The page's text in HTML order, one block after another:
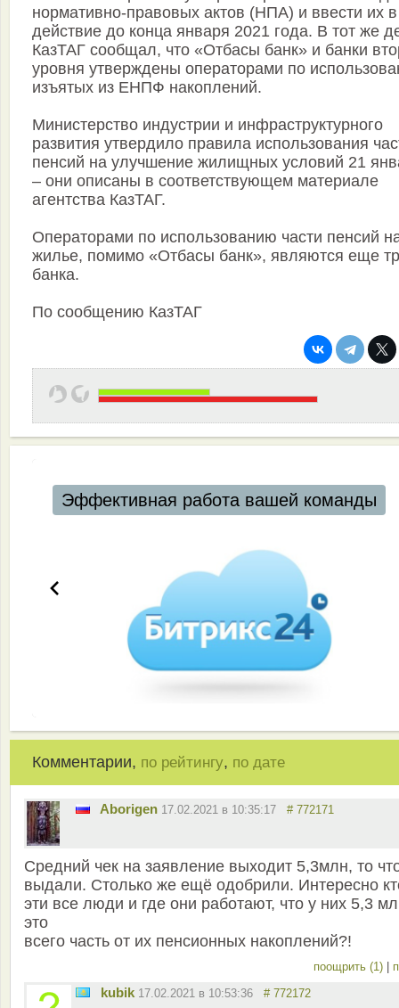
нормативно-правовых актов (НПА) и ввести их в
действие до конца января 2021 года. В тот же
КазТАГ сообщал, что «Отбасы банк» и банки
уровня утверждены операторами по
изъятых из ЕНПФ накоплений.
Министерство индустрии и инфраструктурного
развития утвердило правила использования
пенсий на улучшение жилищных условий 21
– они описаны в соответствующем материале
агентства КазТАГ.
Операторами по использованию части пенсий
жилье, помимо «Отбасы банк», являются еще
банка.
По сообщению КазТАГ
команды
Комментарии, по рейтингу, по дате
Aborigen 17.02.2021 в 10:35:17 # 772171
Средний чек на заявление выходит 5,3млн, то
выдали. Столько же ещё одобрили. Интересно
эти все люди и где они работают, что у них 5,3
это
всего часть от их пенсионных накоплений?!
поощрить (1)
kubik 17.02.2021 в 10:53:36 # 772172